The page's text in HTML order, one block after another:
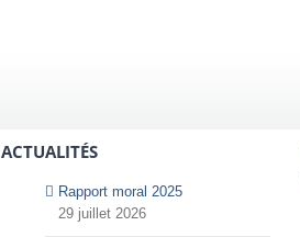
ACTUALITÉS
Rapport moral 2025
29 juillet 2026